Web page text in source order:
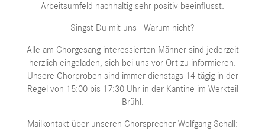
Arbeitsumfeld nachhaltig sehr positiv beeinflusst.
Singst Du mit uns - Warum nicht?
Alle am Chorgesang interessierten Männer sind jederzeit
herzlich eingeladen, sich bei uns vor Ort zu informieren.
Unsere Chorproben sind immer dienstags 14-tägig in der
Regel von 15:00 bis 17:30 Uhr in der Kantine im Werkteil
Brühl.
Mailkontakt über unseren Chorsprecher Wolfgang Schall: